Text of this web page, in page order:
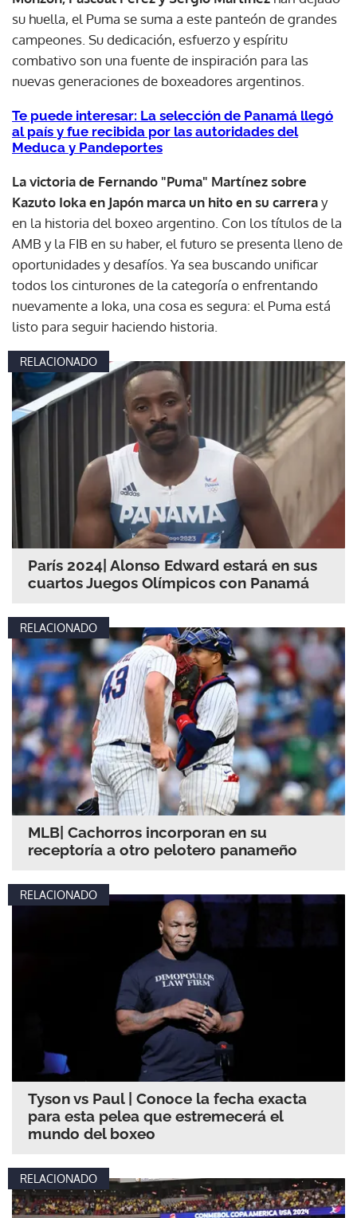
su huella, el Puma se suma a este panteón de grandes
campeones. Su dedicación, esfuerzo y espíritu
combativo son una fuente de inspiración para las
nuevas generaciones de boxeadores argentinos.
Te puede interesar: La selección de Panamá llegó
al país y fue recibida por las autoridades del
Meduca y Pandeportes
La victoria de Fernando "Puma" Martínez sobre
Kazuto Ioka en Japón marca un hito en su carreray
en la historia del boxeo argentino. Con los títulos de la
AMB y la FIB en su haber, el futuro se presenta lleno de
oportunidades y desafíos. Ya sea buscando unificar
todos los cinturones de la categoría o enfrentando
nuevamente a Ioka, una cosa es segura: el Puma está
listo para seguir haciendo historia.
RELACIONADO
París 2024| Alonso Edward estará en sus
cuartos Juegos Olímpicos con Panamá
RELACIONADO
MLB| Cachorros incorporan en su
receptoría a otro pelotero panameño
RELACIONADO
Tyson vs Paul | Conoce la fecha exacta
para esta pelea que estremecerá el
mundo del boxeo
RELACIONADO